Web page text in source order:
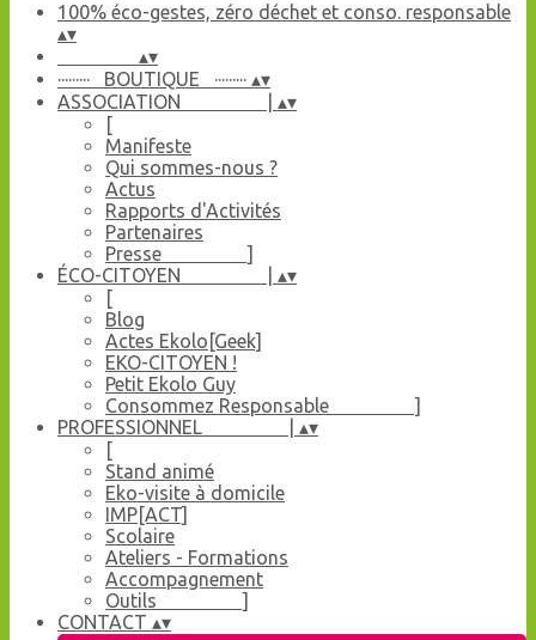
100% éco-gestes, zéro déchet et conso. responsable
▴▾
▴▾
········· BOUTIQUE ········· ▴▾
ASSOCIATION | ▴▾
[
Manifeste
Qui sommes-nous ?
Actus
Rapports d'Activités
Partenaires
Presse ]
ÉCO-CITOYEN | ▴▾
[
Blog
Actes Ekolo[Geek]
EKO-CITOYEN !
Petit Ekolo Guy
Consommez Responsable ]
PROFESSIONNEL | ▴▾
[
Stand animé
Eko-visite à domicile
IMP[ACT]
Scolaire
Ateliers - Formations
Accompagnement
Outils ]
CONTACT ▴▾